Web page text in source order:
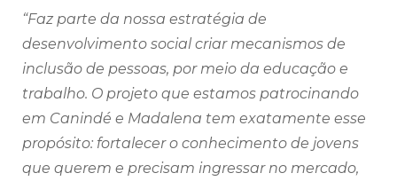
“Faz parte da nossa estratégia de
desenvolvimento social criar mecanismos de
inclusão de pessoas, por meio da educação e
trabalho. O projeto que estamos patrocinando
em Canindé e Madalena tem exatamente esse
propósito: fortalecer o conhecimento de jovens
que querem e precisam ingressar no mercado,